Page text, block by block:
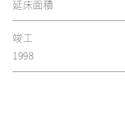
延床面積
竣工
1998